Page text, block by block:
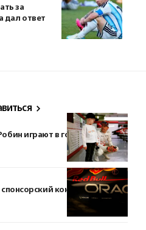
за
дал ответ
играют в гонки
контракт